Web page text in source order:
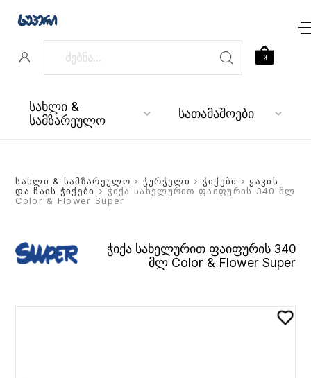
სახლი &
სამზარეულო სათამაშოები
0
სახლი & სამზარეულო > ჭურჭელი > ჭიქები >ყავის
და ჩაის ჭიქები > ჭიქა სახელურით ფაიფურის 340 მლ
Color & Flower Super
ჭიქა სახელურით ფაიფურის 340
მლ Color & Flower Super